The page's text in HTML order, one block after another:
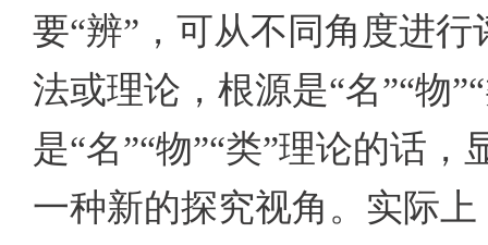
要“辨”，可从不同角度进
法或理论，根源是“名”“物
是“名”“物”“类”理论的话
一种新的探究视角。实际